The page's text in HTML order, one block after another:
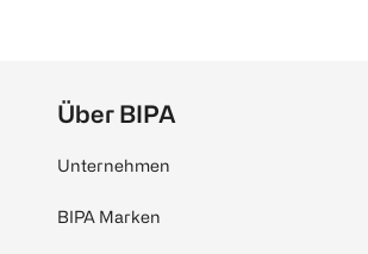
Über BIPA
Unternehmen
BIPA Marken